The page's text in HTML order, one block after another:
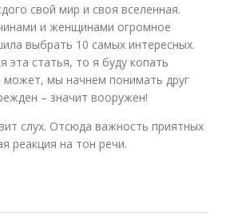
свой мир и своя вселенная.
и женщинами огромное
выбрать 10 самых интересных.
эта статья, то я буду копать
может, мы начнем понимать друг
– значит вооружен!
слух. Отсюда важность приятных
реакция на тон речи.